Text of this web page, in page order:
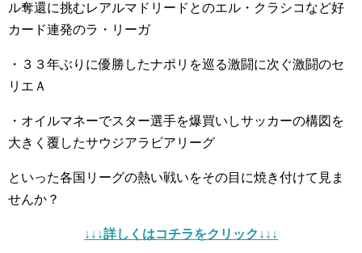
ル奪還に挑むレアルマドリードとのエル・クラシコなど好
カード連発のラ・リーガ
・３３年ぶりに優勝したナポリを巡る激闘に次ぐ激闘のセ
リエＡ
・オイルマネーでスター選手を爆買いしサッカーの構図を
大きく覆したサウジアラビアリーグ
といった各国リーグの熱い戦いをその目に焼き付けて見ま
せんか？
↓↓↓詳しくはコチラをクリック↓↓↓